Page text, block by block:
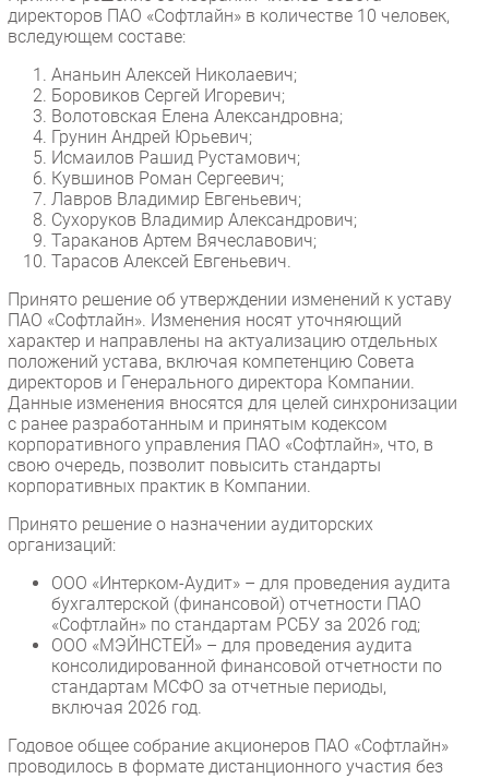
директоров ПАО «Софтлайн» в количестве 10 человек,
вследующем составе:
Ананьин Алексей Николаевич;
Боровиков Сергей Игоревич;
Волотовская Елена Александровна;
Грунин Андрей Юрьевич;
Исмаилов Рашид Рустамович;
Кувшинов Роман Сергеевич;
Лавров Владимир Евгеньевич;
Сухоруков Владимир Александрович;
Тараканов Артем Вячеславович;
Тарасов Алексей Евгеньевич.
Принято решение об утверждении изменений к уставу
ПАО «Софтлайн». Изменения носят уточняющий
характер и направлены на актуализацию отдельных
положений устава, включая компетенцию Совета
директоров и Генерального директора Компании.
Данные изменения вносятся для целей синхронизации
с ранее разработанным и принятым кодексом
корпоративного управления ПАО «Софтлайн», что, в
свою очередь, позволит повысить стандарты
корпоративных практик в Компании.
Принято решение о назначении аудиторских
организаций:
ООО «Интерком-Аудит» – для проведения аудита
бухгалтерской (финансовой) отчетности ПАО
«Софтлайн» по стандартам РСБУ за 2026 год;
ООО «МЭЙНСТЕЙ» – для проведения аудита
консолидированной финансовой отчетности по
стандартам МСФО за отчетные периоды,
включая 2026 год.
Годовое общее собрание акционеров ПАО «Софтлайн»
проводилось в формате дистанционного участия без